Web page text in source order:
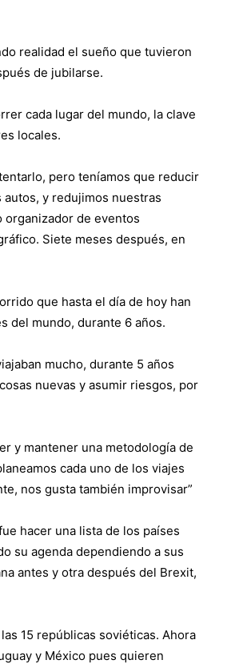
realidad el sueño que tuvieron
de jubilarse.
cada lugar del mundo, la clave
locales.
pero teníamos que reducir
autos, y redujimos nuestras
organizador de eventos
Siete meses después, en
que hasta el día de hoy han
del mundo, durante 6 años.
mucho, durante 5 años
nuevas y asumir riesgos, por
y mantener una metodología de
cada uno de los viajes
nos gusta también improvisar”
hacer una lista de los países
su agenda dependiendo a sus
antes y otra después del Brexit,
15 repúblicas soviéticas. Ahora
y México pues quieren